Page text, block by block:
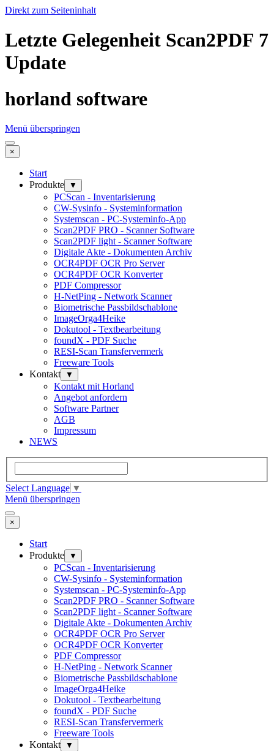
Direkt zum Seiteninhalt
Letzte Gelegenheit Scan2PDF 7
Update
horland software
Menü überspringen
×
Start
Produkte
▼
PCScan - Inventarisierung
CW-Sysinfo - Systeminformation
Systemscan - PC-Systeminfo-App
Scan2PDF PRO - Scanner Software
Scan2PDF light - Scanner Software
Digitale Akte - Dokumenten Archiv
OCR4PDF OCR Pro Server
OCR4PDF OCR Konverter
PDF Compressor
H-NetPing - Network Scanner
Biometrische Passbildschablone
ImageOrga4Heike
Dokutool - Textbearbeitung
foundX - PDF Suche
RESI-Scan Transfervermerk
Freeware Tools
Kontakt
▼
Kontakt mit Horland
Angebot anfordern
Software Partner
AGB
Impressum
NEWS
Select Language ▼
Menü überspringen
×
Start
Produkte
▼
PCScan - Inventarisierung
CW-Sysinfo - Systeminformation
Systemscan - PC-Systeminfo-App
Scan2PDF PRO - Scanner Software
Scan2PDF light - Scanner Software
Digitale Akte - Dokumenten Archiv
OCR4PDF OCR Pro Server
OCR4PDF OCR Konverter
PDF Compressor
H-NetPing - Network Scanner
Biometrische Passbildschablone
ImageOrga4Heike
Dokutool - Textbearbeitung
foundX - PDF Suche
RESI-Scan Transfervermerk
Freeware Tools
Kontakt
▼